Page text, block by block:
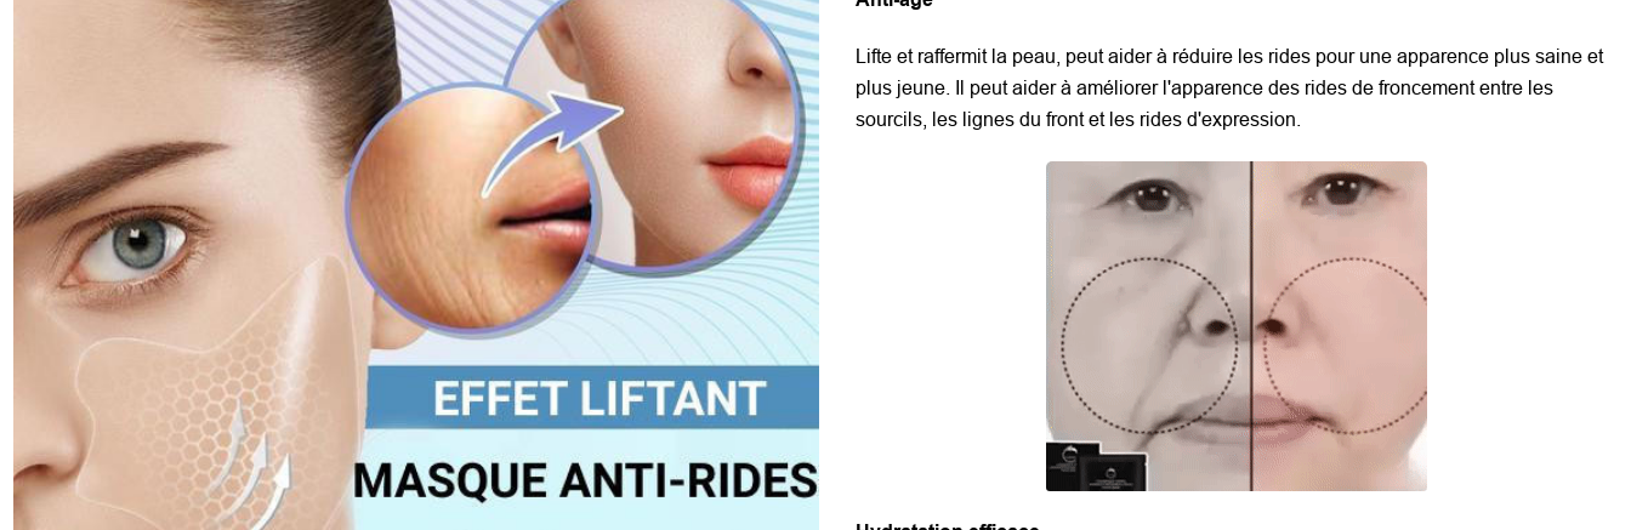
Lifte et raffermit la peau, peut aider à réduire les rides pour une apparence plus saine et
plus jeune. Il peut aider à améliorer l'apparence des rides de froncement entre les
sourcils, les lignes du front et les rides d'expression.